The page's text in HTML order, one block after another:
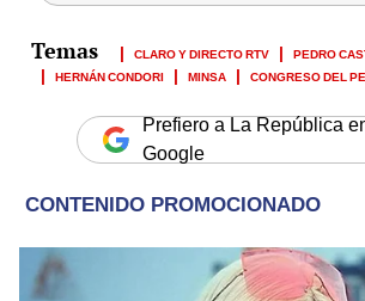
CLARO Y DIRECTO RTV
PEDRO
HERNÁN CONDORI
MINSA CONGRESO DEL
Prefiero a La República
Google